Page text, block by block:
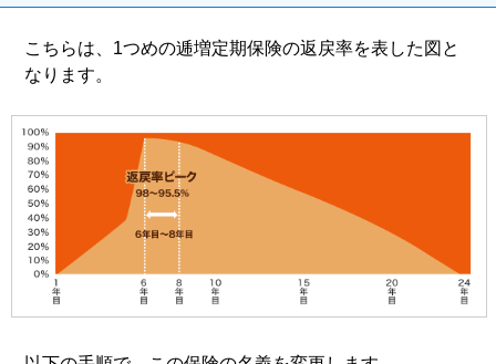
こちらは、1つめの逓増定期保険の返戻率を表した図と
なります。